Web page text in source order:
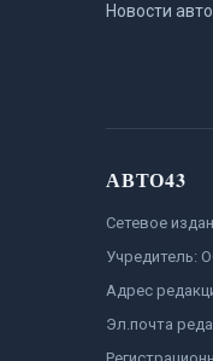
Новости
АВТО43
Сетевое
Учредитель:
Адрес
Эл.почта